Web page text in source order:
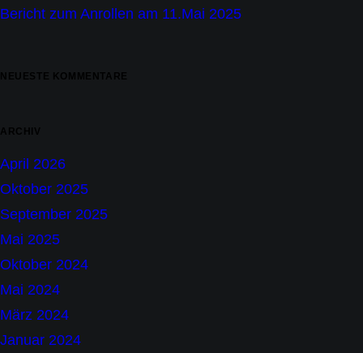
Bericht zum Anrollen am 11.Mai 2025
NEUESTE KOMMENTARE
ARCHIV
April 2026
Oktober 2025
September 2025
Mai 2025
Oktober 2024
Mai 2024
März 2024
Januar 2024